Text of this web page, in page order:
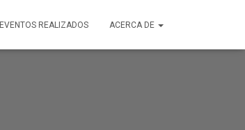
EVENTOS REALIZADOS ACERCA DE